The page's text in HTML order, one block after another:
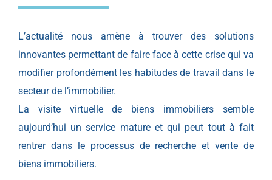
L’actualité nous amène à trouver des solutions
innovantes permettant de faire face à cette crise qui va
modifier profondément les habitudes de travail dans le
secteur de l’immobilier.
La visite virtuelle de biens immobiliers semble
aujourd’hui un service mature et qui peut tout à fait
rentrer dans le processus de recherche et vente de
biens immobiliers.